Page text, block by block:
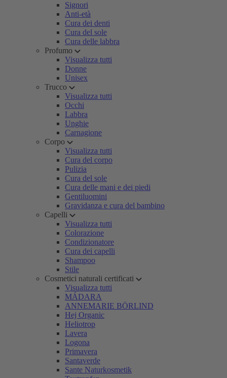
Signori
Anti-età
Cura dei denti
Cura del sole
Cura delle labbra
Profumo
Visualizza tutti
Donne
Unisex
Trucco
Visualizza tutti
Occhi
Labbra
Unghie
Carnagione
Corpo
Visualizza tutti
Cura del corpo
Pulizia
Cura del sole
Cura delle mani e dei piedi
Gentiluomini
Gravidanza e cura del bambino
Capelli
Visualizza tutti
Colorazione
Condizionatore
Cura dei capelli
Shampoo
Stile
Cosmetici naturali certificati
Visualizza tutti
MÁDARA
ANNEMARIE BÖRLIND
Hej Organic
Heliotrop
Lavera
Logona
Primavera
Santaverde
Sante Naturkosmetik